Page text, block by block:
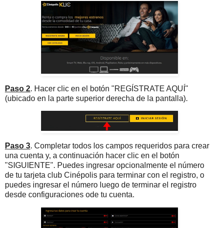
Paso 2. Hacer clic en el botón "REGÍSTRATE AQUÍ"
(ubicado en la parte superior derecha de la pantalla).
Paso 3. Completar todos los campos requeridos para crear
una cuenta y, a continuación hacer clic en el botón
"SIGUIENTE". Puedes ingresar opcionalmente el número
de tu tarjeta club Cinépolis para terminar con el registro, o
puedes ingresar el número luego de terminar el registro
desde configuraciones ode tu cuenta.